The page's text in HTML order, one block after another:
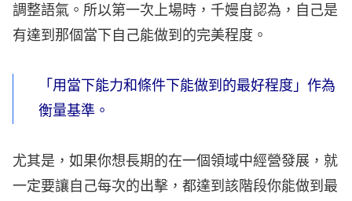
調整語氣。所以第一次上場時，千嫚自認為，自己是
有達到那個當下自己能做到的完美程度。
「用當下能力和條件下能做到的最好程度」作為
衡量基準。
尤其是，如果你想長期的在一個領域中經營發展，就
一定要讓自己每次的出擊，都達到該階段你能做到最